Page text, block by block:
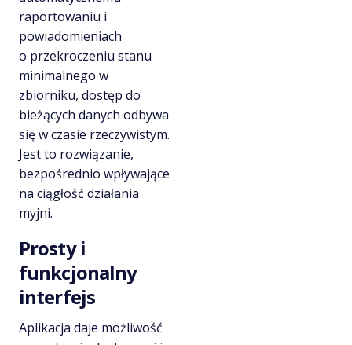
raportowaniu i
powiadomieniach
o przekroczeniu stanu
minimalnego w
zbiorniku, dostęp do
bieżących danych odbywa
się w czasie rzeczywistym.
Jest to rozwiązanie,
bezpośrednio wpływające
na ciągłość działania
myjni.
Prosty i
funkcjonalny
interfejs
Aplikacja daje możliwość